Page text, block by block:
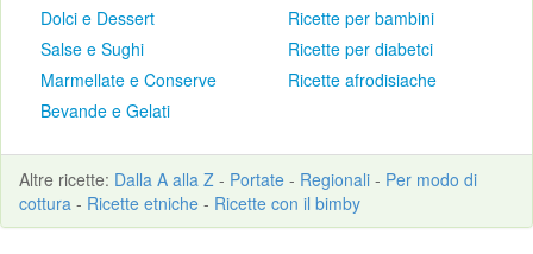
Dolci e Dessert
Salse e Sughi
Marmellate e Conserve
Bevande e Gelati
Ricette per bambini
Ricette per diabetci
Ricette afrodisiache
Altre ricette: Dalla A alla Z - Portate - Regionali - Per modo di
cottura - Ricette etniche - Ricette con il bimby